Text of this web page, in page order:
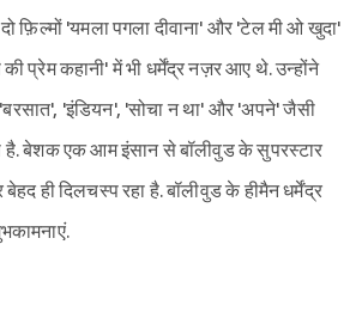
फ़िल्मों 'यमला पगला दीवाना' और 'टेल मी ओ खुदा'
प्रेम कहानी' में भी धर्मेंद्र नज़र आए थे. उन्होंने
'इंडियन', 'सोचा न था' और 'अपने' जैसी
है. बेशक एक आम इंसान से बॉलीवुड के सुपरस्टार
ही दिलचस्प रहा है. बॉलीवुड के हीमैन धर्मेंद्र